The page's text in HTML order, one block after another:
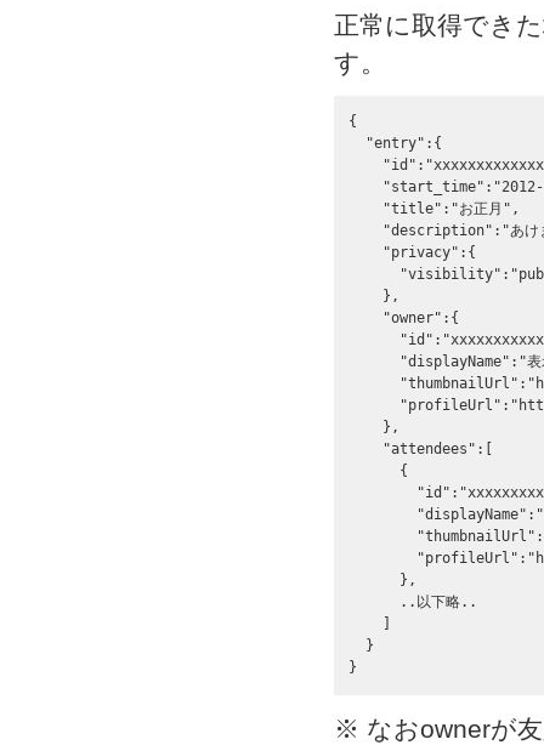
正常に取得でき
す。
{
  "entry":{
    "title":"お正月",
"description":"あけ
    "privacy":{
    },
    "owner":{
"displayName":"表
    },
    "attendees":[
      {
"displayName":"
      },
      ..以下略..
  }
}
※ なおownerが